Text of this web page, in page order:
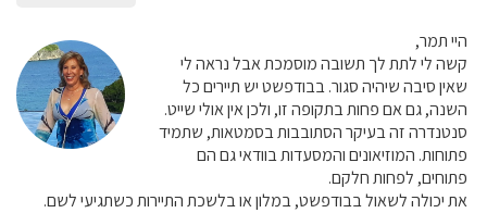
היי תמר,
קשה לי לתת לך תשובה מוסמכת אבל נראה לי
שאין סיבה שיהיה סגור. בבודפשט יש תיירים כל
השנה, גם אם פחות בתקופה זו, ולכן אין אולי שייט.
סנטנדרה זה בעיקר הסתובבות בסמטאות, שתמיד
פתוחות. המוזיאונים והמסעדות בוודאי גם הם
פתוחים, לפחות חלקם.
את יכולה לשאול בבודפשט, במלון או בלשכת התיירות כשתגיעי לשם.